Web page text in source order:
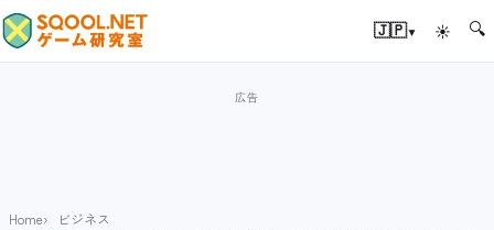
🇯🇵▾ ☀ 🔍
Home
ビジネス